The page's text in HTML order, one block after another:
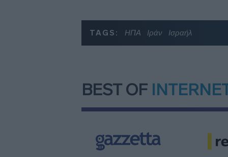
TAGS: ΗΠΑ Ιράν Ισραήλ
BEST OF